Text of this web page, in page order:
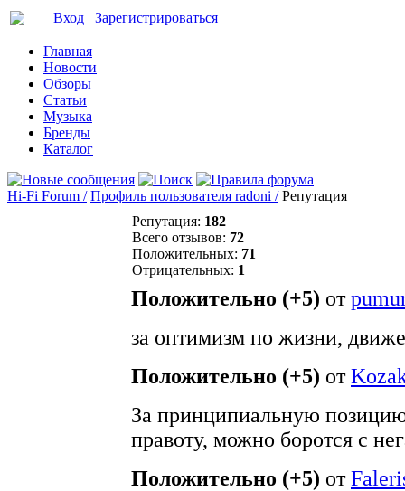
Вход Зарегистрироваться
Главная
Новости
Обзоры
Статьи
Музыка
Бренды
Каталог
Hi-Fi Forum / Профиль пользователя radoni / Репутация
Репутация: 182
Всего отзывов: 72
Положительных: 71
Отрицательных: 1
Положительно (+5) от
за оптимизм по жизни,
Положительно (+5) от
За принципиальную
правоту, можно боротся с
Положительно (+5) от